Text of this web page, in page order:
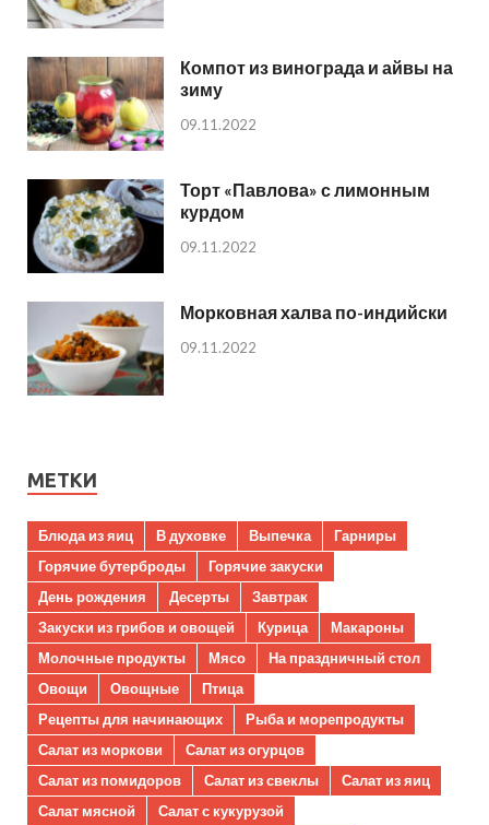
Компот из винограда и айвы на
зиму
09.11.2022
Торт «Павлова» с лимонным
курдом
09.11.2022
Морковная халва по-индийски
09.11.2022
МЕТКИ
Блюда из яиц В духовке Выпечка
Гарниры
Горячие бутерброды
Горячие закуски
День рождения
Десерты
Завтрак
Закуски из грибов и овощей
Курица
Макароны
Молочные продукты
Мясо
На праздничный стол
Овощи
Овощные
Птица
Рецепты для начинающих
Рыба и морепродукты
Салат из моркови
Салат из огурцов
Салат из помидоров
Салат из свеклы
Салат из яиц
Салат мясной
Салат с кукурузой